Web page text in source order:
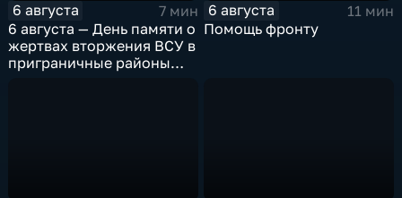
6 августа
7 мин
6 августа — День памяти о
жертвах вторжения ВСУ в
приграничные районы
6 августа
11 мин
Помощь фронту